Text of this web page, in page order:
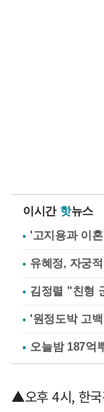
이시간 핫뉴스
'고지용과 이
유혜정, 자궁
김정렬 "친형
'원정도박 고
▲오후 4시, 한국